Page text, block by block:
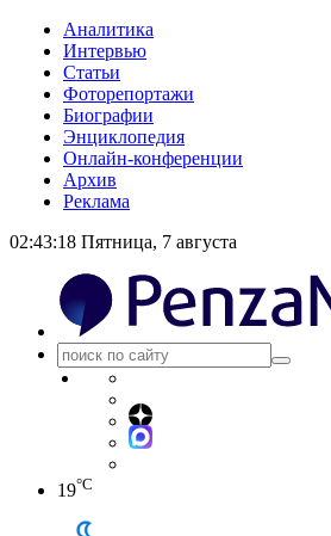
Аналитика
Интервью
Статьи
Фоторепортажи
Биографии
Энциклопедия
Онлайн-конференции
Архив
Реклама
02:43:18 Пятница, 7 августа
19°C